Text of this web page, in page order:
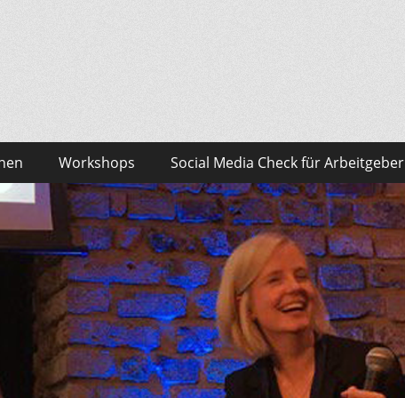
Workshops Social Media Check für Arbeitgeber